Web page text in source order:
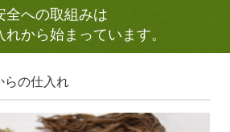
全への取組みは
れから始まっています。
らの仕入れ